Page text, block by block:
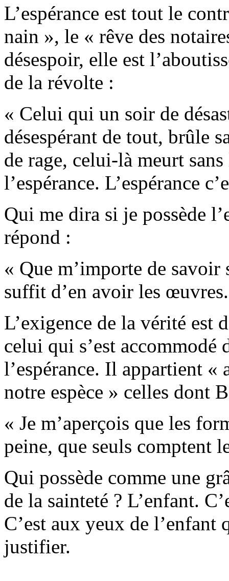
L’espérance est tout le
nain », le « rêve des
désespoir, elle est
de la révolte :
« Celui qui un soir de
désespérant de tout, brûle
de rage, celui-là meurt
l’espérance. L’espérance
Qui me dira si je possède
répond :
« Que m’importe de savoir
suffit d’en avoir les
L’exigence de la vérité est
celui qui s’est accommodé
l’espérance. Il appartient
notre espèce » celles dont
« Je m’aperçois que les
peine, que seuls comptent
Qui possède comme une
de la sainteté ? L’enfant.
C’est aux yeux de l’enfant
justifier.